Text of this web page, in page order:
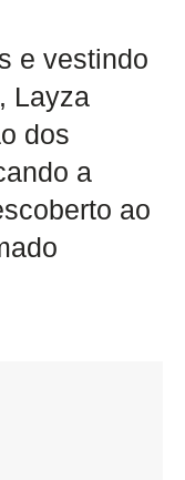
e vestindo
Layza
dos
a
ao